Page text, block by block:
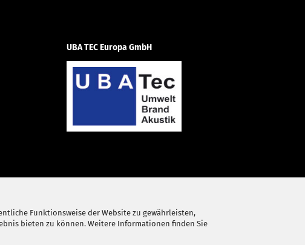
Funktionsweise der Website zu gewährleisten,
bieten zu können. Weitere Informationen finden Sie
UBA TEC Europa GmbH